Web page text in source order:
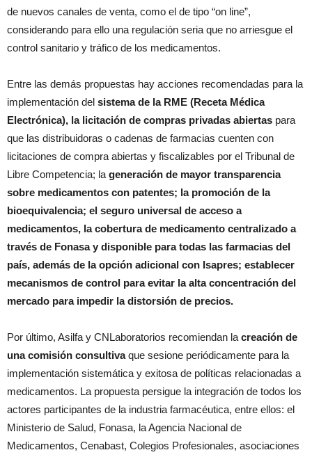
de nuevos canales de venta, como el de tipo “on line”,
considerando para ello una regulación seria que no arriesgue el
control sanitario y tráfico de los medicamentos.
Entre las demás propuestas hay acciones recomendadas para la
implementación del sistema de la RME (Receta Médica
Electrónica), la licitación de compras privadas abiertas para
que las distribuidoras o cadenas de farmacias cuenten con
licitaciones de compra abiertas y fiscalizables por el Tribunal de
Libre Competencia; la generación de mayor transparencia
sobre medicamentos con patentes; la promoción de la
bioequivalencia; el seguro universal de acceso a
medicamentos, la cobertura de medicamento centralizado a
través de Fonasa y disponible para todas las farmacias del
país, además de la opción adicional con Isapres; establecer
mecanismos de control para evitar la alta concentración del
mercado para impedir la distorsión de precios.
Por último, Asilfa y CNLaboratorios recomiendan la creación de
una comisión consultivaque sesione periódicamente para la
implementación sistemática y exitosa de políticas relacionadas a
medicamentos. La propuesta persigue la integración de todos los
actores participantes de la industria farmacéutica, entre ellos: el
Ministerio de Salud, Fonasa, la Agencia Nacional de
Medicamentos, Cenabast, Colegios Profesionales, asociaciones